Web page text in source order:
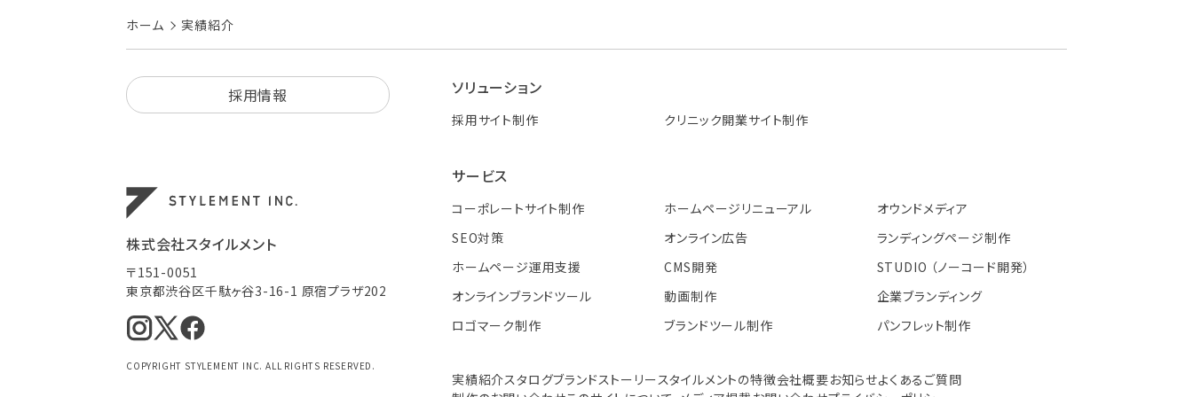
ホーム 実績紹介
採用情報 ソリューション
採用サイト制作 クリニック開業サイト制作
サービス
コーポレートサイト制作 ホームページリニューアル
オウンドメディア
SEO対策
オンライン広告
ランディングページ制作
ホームページ運用支援
CMS開発
STUDIO （ノーコード開発）
オンラインブランドツール
動画制作
企業ブランディング
ロゴマーク制作
ブランドツール制作 パンフレット制作
実績紹介スタログブランドストーリースタイルメントの特徴会社概要お知らせよくあるご質問
株式会社スタイルメント
〒151-0051
東京都渋谷区千駄ヶ谷3-16-1 原宿プラザ202
COPYRIGHT STYLEMENT INC. ALL RIGHTS RESERVED.